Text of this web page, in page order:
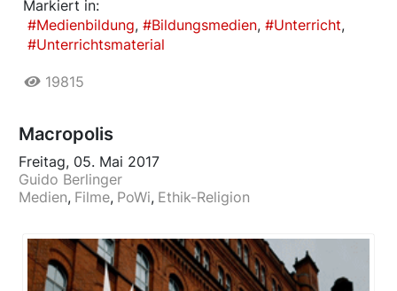
Markiert in:
Medienbildung
Bildungsmedien
Unterricht
Unterrichtsmaterial
19815
Macropolis
Freitag, 05. Mai 2017
Guido Berlinger
Medien Filme PoWi Ethik-Religion